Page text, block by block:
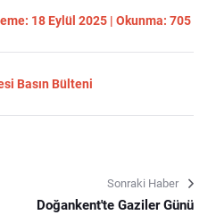
18 Eylül 2025 | Okunma: 705
Basın Bülteni
Sonraki Haber
Doğankent'te Gaziler Günü